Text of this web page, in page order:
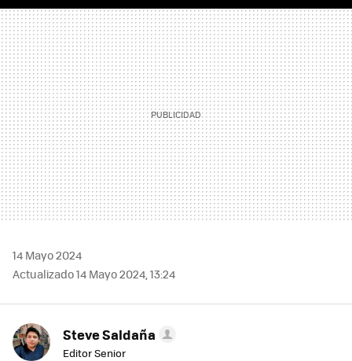
MAIL
14 Mayo 2024
Actualizado 14 Mayo 2024, 13:24
Steve Saldaña
Editor Senior